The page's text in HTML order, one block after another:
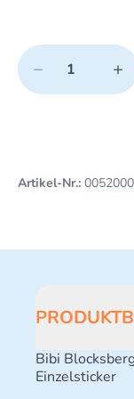
Quantity
− +
Minimum
Add 1 item to cart
Artikel-Nr.:
Bibi
Einzelsticker